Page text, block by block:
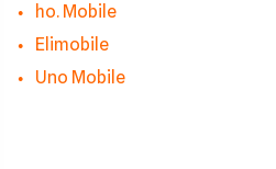
ho. Mobile
Elimobile
Uno Mobile